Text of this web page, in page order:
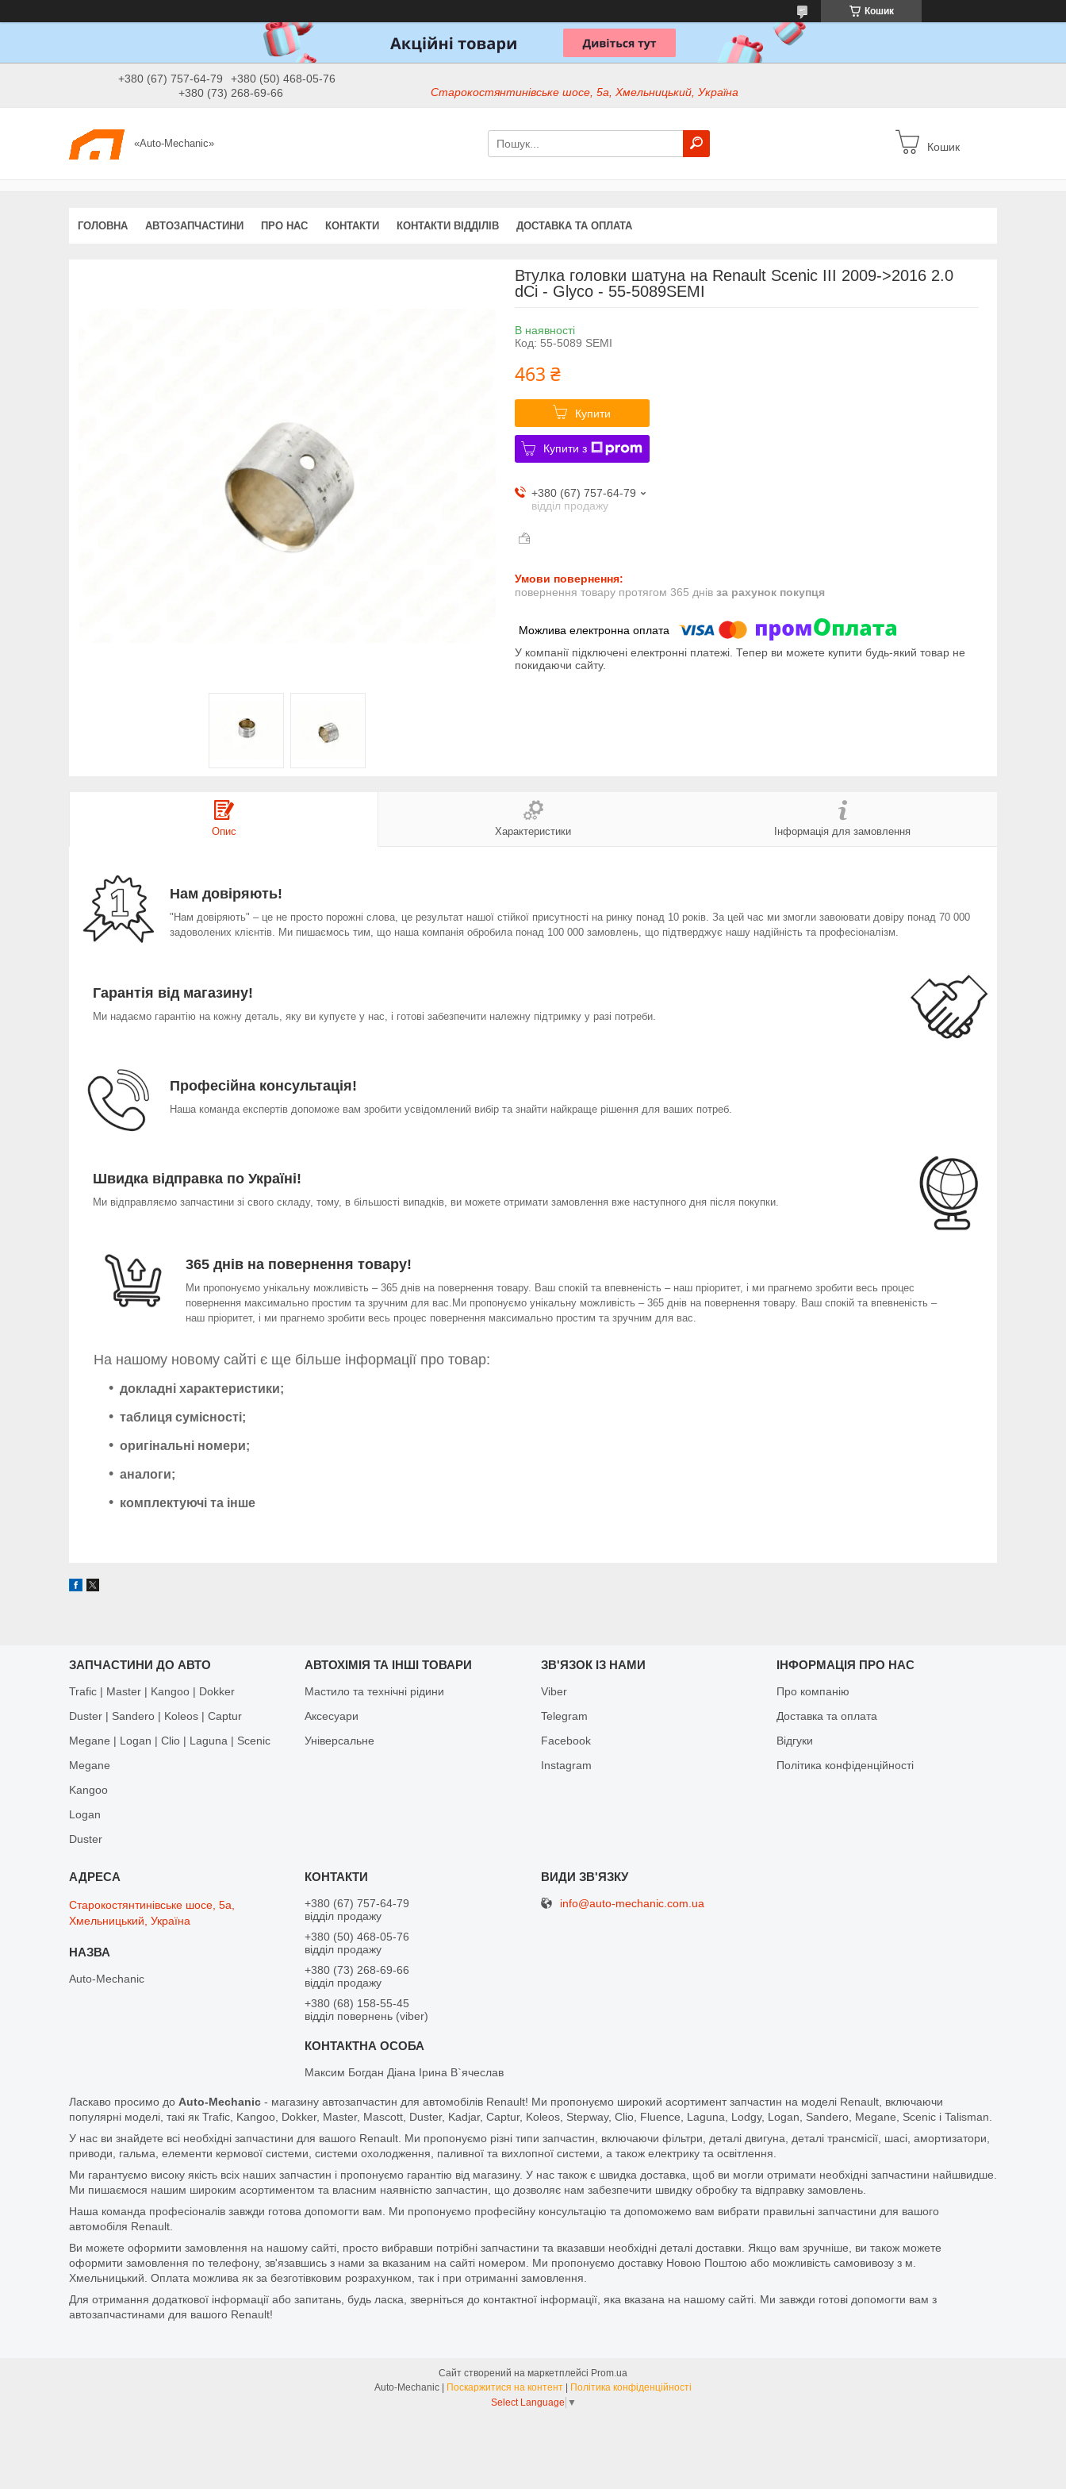
Кошик
+380 (67) 757-64-79
+380 (50) 468-05-76
+380 (73) 268-69-66
Старокостянтинівське шосе, 5а, Хмельницький, Україна
«Auto-Mechanic» Кошик
ГОЛОВНА АВТОЗАПЧАСТИНИ ПРО НАС КОНТАКТИ КОНТАКТИ ВІДДІЛІВ ДОСТАВКА ТА ОПЛАТА
Втулка головки шатуна на Renault Scenic III 2009->2016 2.0
dCi - Glyco - 55-5089SEMI
В наявності
Код: 55-5089 SEMI
463 ₴
Купити
Купити з
+380 (67) 757-64-79
відділ продажу
повернення товару протягом 365 днів за рахунок покупця
У компанії підключені електронні платежі. Тепер ви можете купити будь-який товар не
покидаючи сайту.
Опис Характеристики Інформація для замовлення
Нам довіряють!
"Нам довіряють" – це не просто порожні слова, це результат нашої стійкої присутності на ринку понад 10 років. За цей час ми змогли завоювати довіру понад 70 000
задоволених клієнтів. Ми пишаємось тим, що наша компанія обробила понад 100 000 замовлень, що підтверджує нашу надійність та професіоналізм.
Гарантія від магазину!
Ми надаємо гарантію на кожну деталь, яку ви купуєте у нас, і готові забезпечити належну підтримку у разі потреби.
Професійна консультація!
Наша команда експертів допоможе вам зробити усвідомлений вибір та знайти найкраще рішення для ваших потреб.
Швидка відправка по Україні!
Ми відправляємо запчастини зі свого складу, тому, в більшості випадків, ви можете отримати замовлення вже наступного дня після покупки.
365 днів на повернення товару!
Ми пропонуємо унікальну можливість – 365 днів на повернення товару. Ваш спокій та впевненість – наш пріоритет, і ми прагнемо зробити весь процес
повернення максимально простим та зручним для вас.Ми пропонуємо унікальну можливість – 365 днів на повернення товару. Ваш спокій та впевненість –
наш пріоритет, і ми прагнемо зробити весь процес повернення максимально простим та зручним для вас.
На нашому новому сайті є ще більше інформації про товар:
докладні характеристики;
таблиця сумісності;
оригінальні номери;
аналоги;
комплектуючі та інше
ЗАПЧАСТИНИ ДО АВТО
Trafic | Master | Kangoo | Dokker
Duster | Sandero | Koleos | Captur
Megane | Logan | Clio | Laguna | Scenic
Megane
Kangoo
Logan
Duster
АВТОХІМІЯ ТА ІНШІ ТОВАРИ
Мастило та технічні рідини
Аксесуари
Універсальне
ЗВ'ЯЗОК ІЗ НАМИ
Viber
Telegram
Facebook
Іnstagram
ІНФОРМАЦІЯ ПРО НАС
Про компанію
Доставка та оплата
Відгуки
Політика конфіденційності
Старокостянтинівське шосе, 5а,
Хмельницький, Україна
Auto-Mechanic
+380 (67) 757-64-79
відділ продажу
+380 (50) 468-05-76
відділ продажу
+380 (73) 268-69-66
відділ продажу
+380 (68) 158-55-45
відділ повернень (viber)
Максим Богдан Діана Ірина В`ячеслав
info@auto-mechanic.com.ua
Ласкаво просимо до Auto-Mechanic - магазину автозапчастин для автомобілів Renault! Ми пропонуємо широкий асортимент запчастин на моделі Renault, включаючи
популярні моделі, такі як Trafic, Kangoo, Dokker, Master, Mascott, Duster, Kadjar, Captur, Koleos, Stepway, Clio, Fluence, Laguna, Lodgy, Logan, Sandero, Megane, Scenic і Talisman.
У нас ви знайдете всі необхідні запчастини для вашого Renault. Ми пропонуємо різні типи запчастин, включаючи фільтри, деталі двигуна, деталі трансмісії, шасі, амортизатори,
приводи, гальма, елементи кермової системи, системи охолодження, паливної та вихлопної системи, а також електрику та освітлення.
Ми гарантуємо високу якість всіх наших запчастин і пропонуємо гарантію від магазину. У нас також є швидка доставка, щоб ви могли отримати необхідні запчастини найшвидше.
Ми пишаємося нашим широким асортиментом та власним наявністю запчастин, що дозволяє нам забезпечити швидку обробку та відправку замовлень.
Наша команда професіоналів завжди готова допомогти вам. Ми пропонуємо професійну консультацію та допоможемо вам вибрати правильні запчастини для вашого
автомобіля Renault.
Ви можете оформити замовлення на нашому сайті, просто вибравши потрібні запчастини та вказавши необхідні деталі доставки. Якщо вам зручніше, ви також можете
оформити замовлення по телефону, зв'язавшись з нами за вказаним на сайті номером. Ми пропонуємо доставку Новою Поштою або можливість самовивозу з м.
Хмельницький. Оплата можлива як за безготівковим розрахунком, так і при отриманні замовлення.
Для отримання додаткової інформації або запитань, будь ласка, зверніться до контактної інформації, яка вказана на нашому сайті. Ми завжди готові допомогти вам з
автозапчастинами для вашого Renault!
Сайт створений на маркетплейсі Prom.ua
Поскаржитися на контент
Політика конфіденційності
Select Language ▼